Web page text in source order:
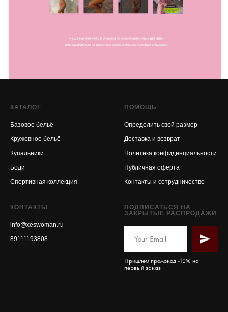
КАТАЛОГ
Базовое бельё
Кружевное бельё
Купальники
Боди
Спортивная коллекция
ПОМОЩЬ
Определить свой размер
Доставка и возврат
Политика конфиденциальности
Публичная оферта
Контакты и сотрудничество
КОНТАКТЫ
info@xeswoman.ru
89111193808
ПОДПИСАТЬСЯ НА
ЗАКРЫТЫЕ РАСПРОДАЖИ
Пришлем промокод -10% на
первый заказ